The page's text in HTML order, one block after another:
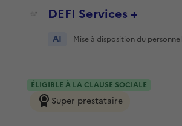
DEFI Services +
AI Mise à disposition du personnel
ÉLIGIBLE À LA CLAUSE SOCIALE
Super prestataire